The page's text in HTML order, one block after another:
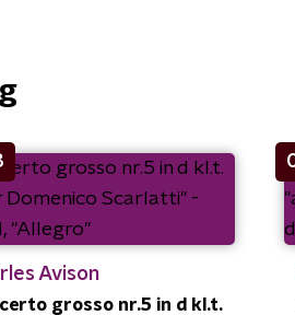
Avison
grosso nr.5 in d kl.t.